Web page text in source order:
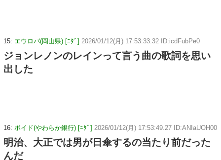
15: エウロパ(岡山県) [ﾆﾀﾞ] 2026/01/12(月) 17:53:33.32 ID:icdFubPe0
ジョンレノンのレインって言う曲の歌詞を思い
出した
16: ボイド(やわらか銀行) [ﾆﾀﾞ] 2026/01/12(月) 17:53:49.27 ID:ANIaUOH00
明治、大正では男が日傘するの当たり前だった
んだ